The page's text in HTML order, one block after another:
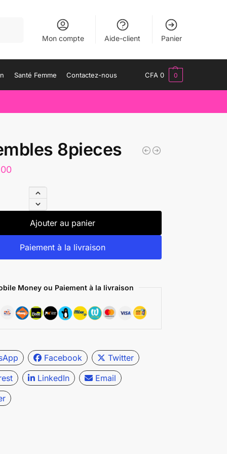
Mon compte Aide-client Panier
Santé Femme Contactez-nous CFA 0 0
8pieces
Ajouter au panier
Paiement à la livraison
Money ou Paiement à la livraison
Facebook
Twitter
LinkedIn
Email